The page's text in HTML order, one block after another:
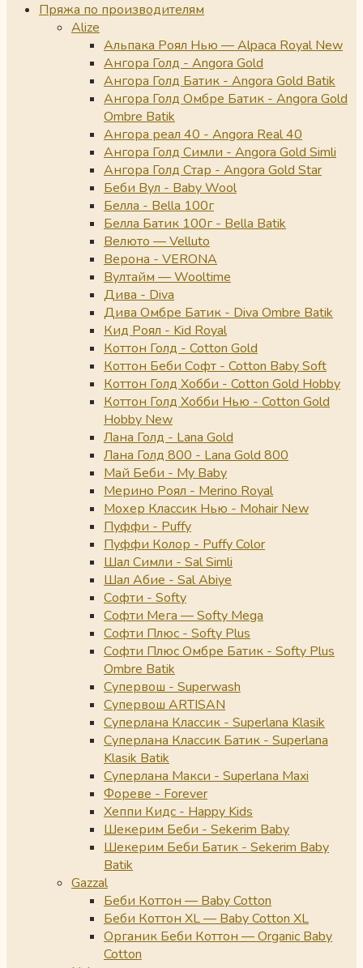
Пряжа по производителям
Alize
Альпака Роял Нью — Alpaca Royal New
Ангора Голд - Angora Gold
Ангора Голд Батик - Angora Gold Batik
Ангора Голд Омбре Батик - Angora Gold
Ombre Batik
Ангора реал 40 - Angora Real 40
Ангора Голд Симли - Angora Gold Simli
Ангора Голд Стар - Angora Gold Star
Беби Вул - Baby Wool
Белла - Bella 100г
Белла Батик 100г - Bella Batik
Велюто — Velluto
Верона - VERONA
Вултайм — Wooltime
Дива - Diva
Дива Омбре Батик - Diva Ombre Batik
Кид Роял - Kid Royal
Коттон Голд - Cotton Gold
Коттон Беби Софт - Cotton Baby Soft
Коттон Голд Хобби - Cotton Gold Hobby
Коттон Голд Хобби Нью - Cotton Gold
Hobby New
Лана Голд - Lana Gold
Лана Голд 800 - Lana Gold 800
Май Беби - My Baby
Мерино Роял - Merino Royal
Мохер Классик Нью - Mohair New
Пуффи - Puffy
Пуффи Колор - Puffy Color
Шал Симли - Sal Simli
Шал Абие - Sal Abiye
Софти - Softy
Софти Мега — Softy Mega
Софти Плюс - Softy Plus
Софти Плюс Омбре Батик - Softy Plus
Ombre Batik
Супервош - Superwash
Супервош ARTISAN
Суперлана Классик - Superlana Klasik
Суперлана Классик Батик - Superlana
Klasik Batik
Суперлана Макси - Superlana Maxi
Фореве - Forever
Хеппи Кидс - Happy Kids
Шекерим Беби - Sekerim Baby
Шекерим Беби Батик - Sekerim Baby
Batik
Gazzal
Беби Коттон — Baby Cotton
Беби Коттон XL — Baby Cotton XL
Органик Беби Коттон — Organic Baby
Cotton